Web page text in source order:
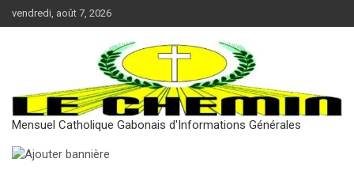
au
vendredi, août 7, 2026
Mensuel Catholique Gabonais d'Informations Générales